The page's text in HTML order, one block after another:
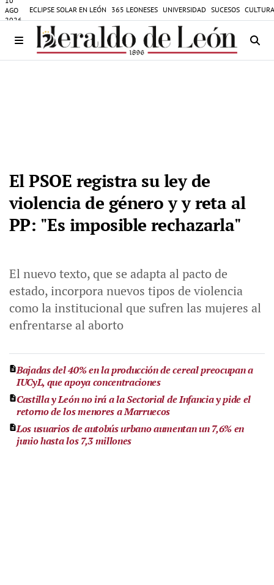
AGO
2026
ECLIPSE SOLAR EN LEÓN 365 LEONESES UNIVERSIDAD SUCESOS
El PSOE registra su ley de
violencia de género y y reta al
PP: "Es imposible rechazarla"
El nuevo texto, que se adapta al pacto de
estado, incorpora nuevos tipos de violencia
como la institucional que sufren las mujeres al
enfrentarse al aborto
Bajadas del 40% en la producción de cereal preocupan a
IUCyL, que apoya concentraciones
Castilla y León no irá a la Sectorial de Infancia y pide el
retorno de los menores a Marruecos
Los usuarios de autobús urbano aumentan un 7,6% en
junio hasta los 7,3 millones